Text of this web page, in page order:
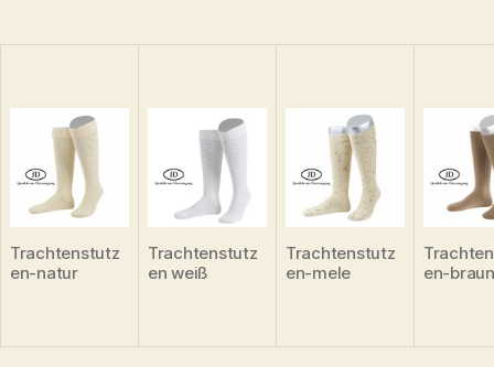
Trachtenstutz
en-natur
Trachtenstutz
en weiß
Trachtenstutz
en-mele
en-braun